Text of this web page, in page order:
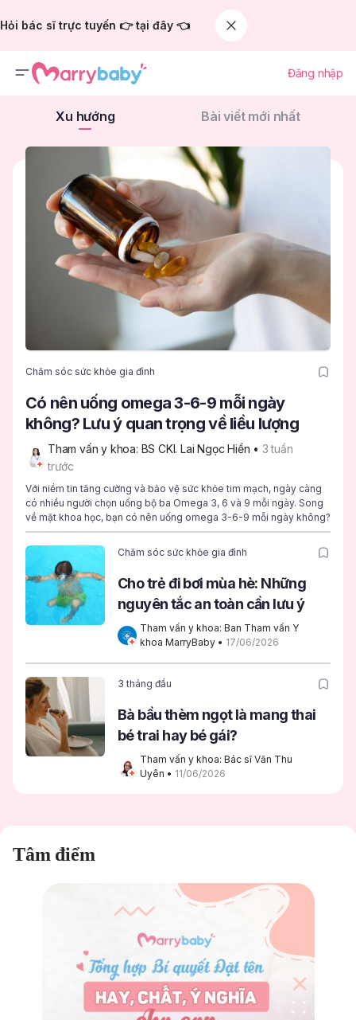
Hỏi bác sĩ trực tuyến 👉 tại đây 👈
Đăng nhập
Xu hướng Bài viết mới nhất
Chăm sóc sức khỏe gia đình
Có nên uống omega 3-6-9 mỗi ngày
không? Lưu ý quan trọng về liều lượng
Tham vấn y khoa: BS CKI. Lai Ngọc Hiền • 3 tuần
trước
Với niềm tin tăng cường và bảo vệ sức khỏe tim mạch, ngày càng
có nhiều người chọn uống bộ ba Omega 3, 6 và 9 mỗi ngày. Song
về mặt khoa học, bạn có nên uống omega 3-6-9 mỗi ngày không?
Chăm sóc sức khỏe gia đình
Cho trẻ đi bơi mùa hè: Những
nguyên tắc an toàn cần lưu ý
Tham vấn y khoa: Ban Tham vấn Y
khoa MarryBaby • 17/06/2026
3 tháng đầu
Bà bầu thèm ngọt là mang thai
bé trai hay bé gái?
Tham vấn y khoa: Bác sĩ Văn Thu
Uyên • 11/06/2026
Tâm điểm